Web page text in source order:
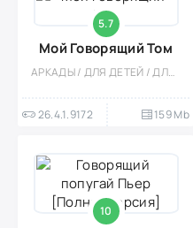
5.7
Мой Говорящий Том
АРКАДЫ / ДЛЯ ДЕТЕЙ / ДЛЯ ВСЕЙ СЕМЬИ / СИМУЛЯТОРЫ / УХОД / ПИТОМЦЫ / КАЗУАЛЬНЫЕ / ОДНОПОЛЬЗОВАТЕЛЬСКИЕ / ОФЛАЙН / СТИЛИЗАЦИЯ / ПО МУЛЬТФИЛЬМАМ
26.4.1.9172 159 Mb
10